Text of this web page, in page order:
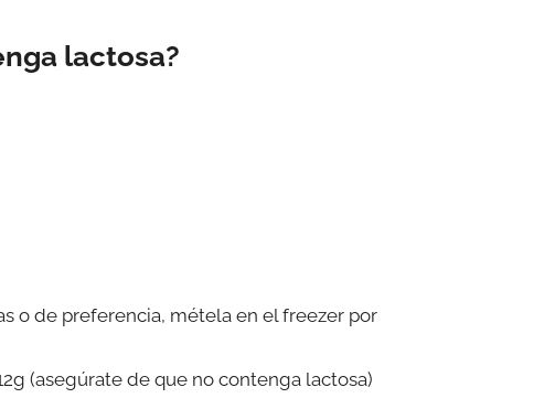
lactosa?
o de preferencia, métela en el freezer por
(asegúrate de que no contenga lactosa)